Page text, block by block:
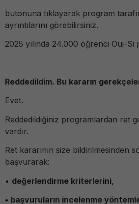
butonuna tıklayarak program
ayrıntılarını görebilirsiniz.
2025 yılında 24.000 öğrenci Oui-Si
Reddedildim. Bu kararın
Evet.
Reddedildiğiniz programlardan ret
vardır.
Ret kararının size bildirilmesinden
başvurarak:
• değerlendirme kriterlerini,
• başvuruların incelenme